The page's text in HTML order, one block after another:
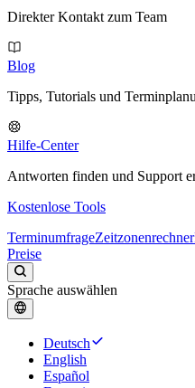
Direkter Kontakt zum Team
Blog
Tipps, Tutorials und
Hilfe-Center
Antworten finden und Support
Kostenlose Tools
TerminumfrageZeitzonenrechner
Preise
Sprache auswählen
Deutsch
English
Español